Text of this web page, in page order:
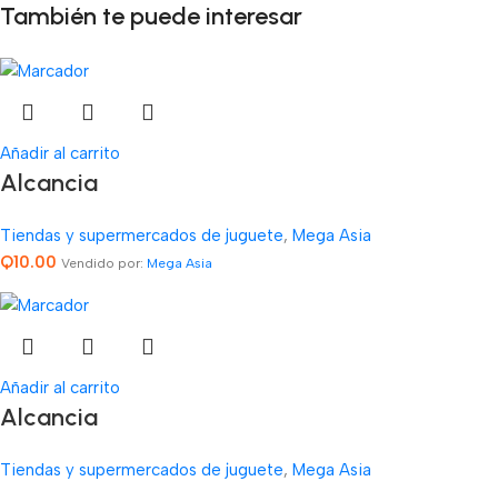
También te puede interesar
Añadir al carrito
Alcancia
Tiendas y supermercados de juguete, Mega Asia
Q10.00 Vendido por: Mega Asia
Añadir al carrito
Alcancia
Tiendas y supermercados de juguete, Mega Asia